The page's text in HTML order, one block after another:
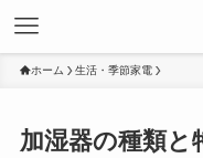
ホーム 生活・季節家電
加湿器の種類と